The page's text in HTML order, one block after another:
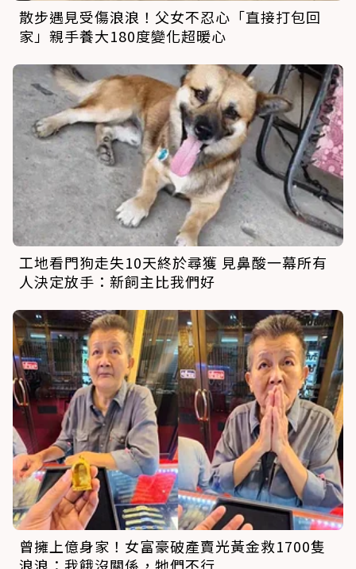
散步遇見受傷浪浪！父女不忍心「直接打包回
家」親手養大180度變化超暖心
工地看門狗走失10天終於尋獲 見鼻酸一幕所有
人決定放手：新飼主比我們好
曾擁上億身家！女富豪破產賣光黃金救1700隻